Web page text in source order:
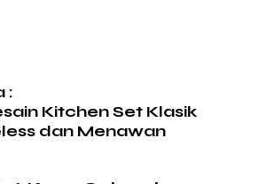
:
Kitchen Set Klasik
dan Menawan